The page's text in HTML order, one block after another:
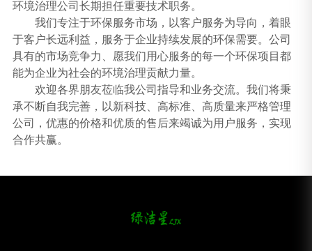
环境治理公司长期担任重要技术职务。
我们专注于环保服务市场，以客户服务为导向，着眼
于客户长远利益，服务于企业持续发展的环保需要。公司
具有的市场竞争力、愿我们用心服务的每一个环保项目都
能为企业为社会的环境治理贡献力量。
欢迎各界朋友莅临我公司指导和业务交流。我们将秉
承不断自我完善，以新科技、高标准、高质量来严格管理
公司，优惠的价格和优质的售后来竭诚为用户服务，实现
合作共赢。